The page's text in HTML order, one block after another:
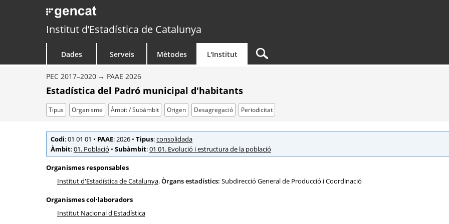
Institut d’Estadística de Catalunya
Dades Serveis Mètodes L'Institut
PEC 2017–2020 PAAE 2026
Estadística del Padró municipal d'habitants
Tipus Organisme Àmbit / Subàmbit Origen Desagregació Periodicitat
Codi: 01 01 01 • PAAE: 2026 • Tipus:consolidada
Àmbit:01. Població • Subàmbit:01 01. Evolució i estructura de la població
Organismes responsables
Institut d'Estadística de Catalunya.Òrgans estadístics: Subdirecció General de Producció i Coordinació
Organismes col·laboradors
Institut Nacional d'Estadística